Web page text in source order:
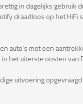
in dagelijks gebruik
draadloos op het
auto’s met een
het uiterste oosten van
uitvoering opgevraagd